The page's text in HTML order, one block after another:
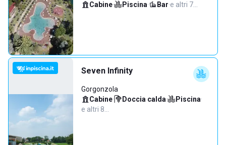
Cabine· Piscina· Bar·e altri 7…
Seven Infinity
Gorgonzola
Cabine· Doccia calda· Piscina·
e altri 8…